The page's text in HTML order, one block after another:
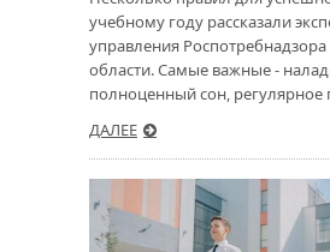
учебному году рассказали
управления
области. Самые важные -
полноценный сон, регулярное
ДАЛЕЕ